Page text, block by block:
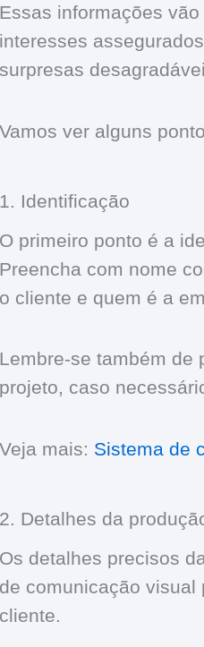
Essas informações
interesses
surpresas
Vamos ver alguns
1. Identificação
O primeiro ponto é a
Preencha com nome
o cliente e quem é a
Lembre-se também de
projeto, caso
Veja mais: Sistema de
2. Detalhes da
Os detalhes precisos
de comunicação visual
cliente.